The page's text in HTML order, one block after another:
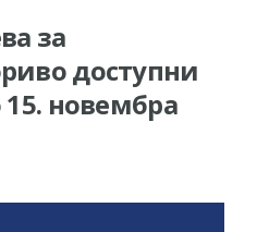
СРЕДСТАВА ЗА
КУПОВИНЕ СЕОСКЕ
НА ТЕРИТОРИЈИ
ЗА 2026. ГОДИНУ
предузетника - Ненад
за
доступни
новембра